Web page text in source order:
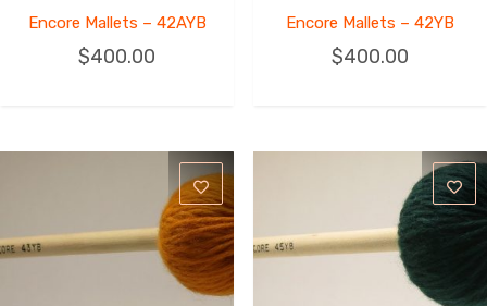
Encore Mallets – 42AYB
$400.00
Encore Mallets – 42YB
$400.00